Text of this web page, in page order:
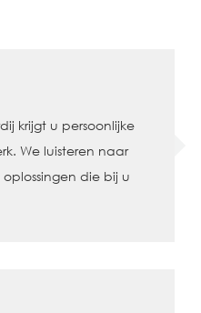
krijgt u persoonlijke
We luisteren naar
die bij u